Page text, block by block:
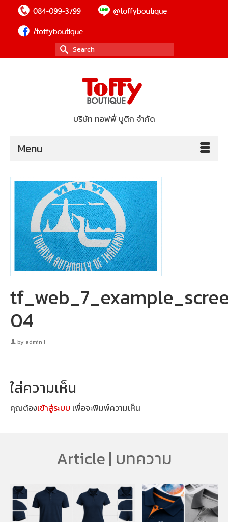
Search
for:
บริษัท ทอฟฟี่ บูติก จำกัด
Menu
04
by admin |
ใส่ความเห็น
คุณต้องเข้าสู่ระบบ เพื่อจะพิมพ์ความเห็น
Article | บทความ